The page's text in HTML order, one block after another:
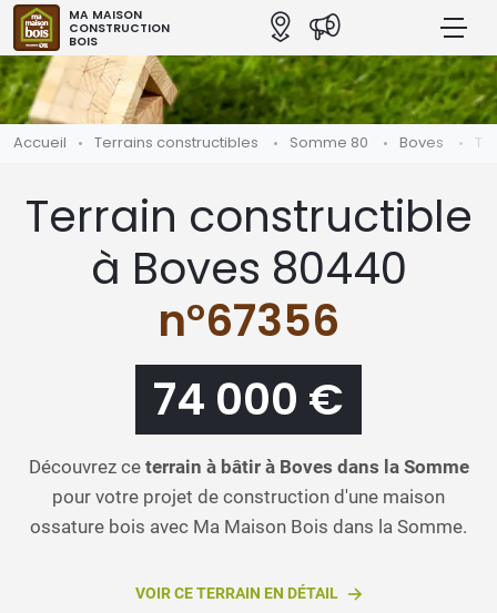
MA MAISON
CONSTRUCTION
BOIS
Accueil Terrains constructibles Somme 80 Boves
Terrain constructible
à Boves 80440
n°67356
74 000 €
Découvrez ce terrain à bâtir à Boves dans la Somme
pour votre projet de construction d'une maison
ossature bois avec Ma Maison Bois dans la Somme.
VOIR CE TERRAIN EN DÉTAIL